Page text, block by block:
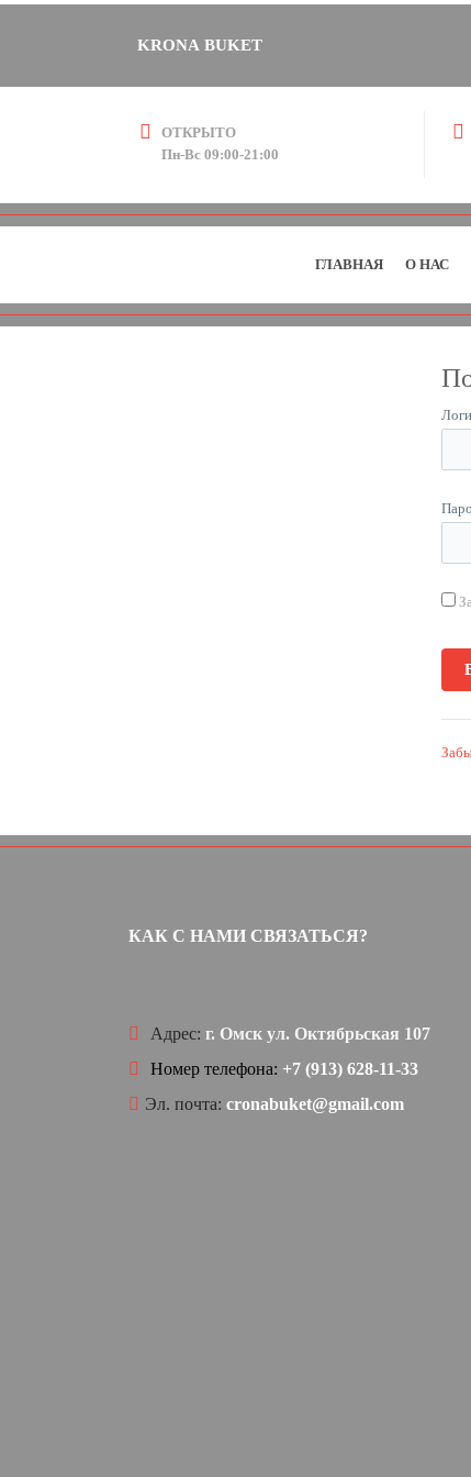
KRONA BUKET
ОТКРЫТО
Пн-Вс 09:00-21:00
ГЛАВНАЯ О НАС
КАК С НАМИ СВЯЗАТЬСЯ?
Адрес: г. Омск ул. Октябрьская 107
Номер телефона: +7 (913) 628-11-33
Эл. почта: cronabuket@gmail.com